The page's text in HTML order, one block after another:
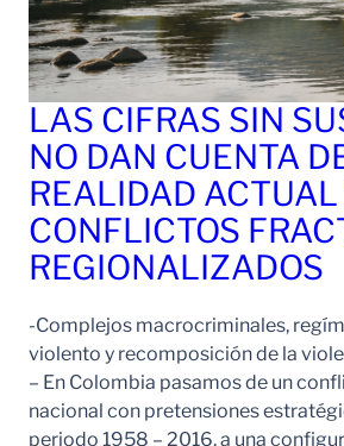
LAS CIFRAS SIN
NO DAN CUENTA
REALIDAD ACTUAL
CONFLICTOS
REGIONALIZADOS
-Complejos macrocriminales,
violento y recomposición de la
– En Colombia pasamos de un
nacional con pretensiones
periodo 1958 – 2016, a una